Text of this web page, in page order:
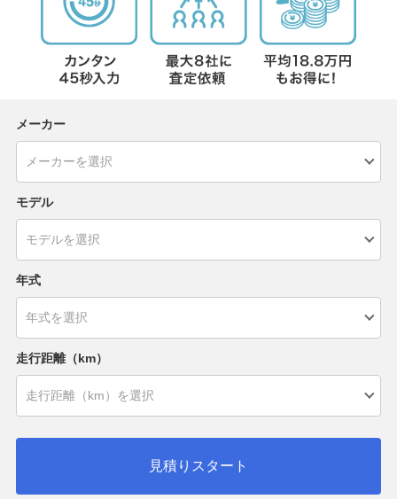
メーカー
モデル
年式
走行距離（km）
見積りスタート